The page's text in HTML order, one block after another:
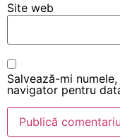
Site web
Salvează-mi
navigator pentru